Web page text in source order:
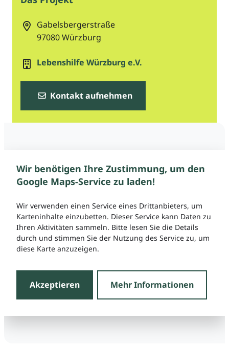
Gabelsbergerstraße
97080Würzburg
Lebenshilfe Würzburg e.V.
Kontakt aufnehmen
Wir benötigen Ihre Zustimmung, um den
Google Maps-Service zu laden!
Wir verwenden einen Service eines Drittanbieters, um
Karteninhalte einzubetten. Dieser Service kann Daten zu
Ihren Aktivitäten sammeln. Bitte lesen Sie die Details
durch und stimmen Sie der Nutzung des Service zu, um
diese Karte anzuzeigen.
Akzeptieren Mehr Informationen